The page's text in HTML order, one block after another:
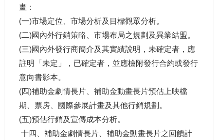
畫：
(一)市場定位、市場分析及目標觀眾分析。
(二)國內外行銷策略、市場布局之規劃及異業結盟。
(三)國內外發行商簡介及其實績說明，未確定者，應
註明「未定」，已確定者，並應檢附發行合約或發行
意向書影本。
(四)補助金劇情長片、補助金動畫長片預估上映檔
期、票房、國際參展計畫及其他行銷規劃。
(五)預估行銷及宣傳成本分析。
十四、補助金劇情長片、補助金動畫長片之回饋計